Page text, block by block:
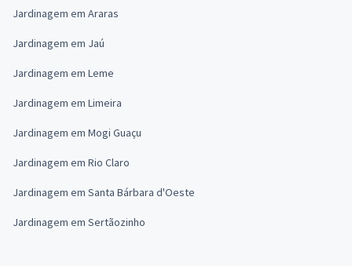
Jardinagem em Araras
Jardinagem em Jaú
Jardinagem em Leme
Jardinagem em Limeira
Jardinagem em Mogi Guaçu
Jardinagem em Rio Claro
Jardinagem em Santa Bárbara d'Oeste
Jardinagem em Sertãozinho